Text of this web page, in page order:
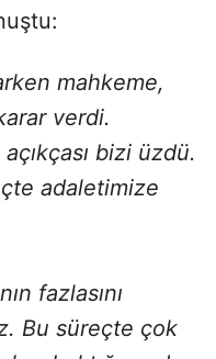
mahkeme,
verdi.
bizi üzdü.
adaletimize
fazlasını
Bu süreçte çok